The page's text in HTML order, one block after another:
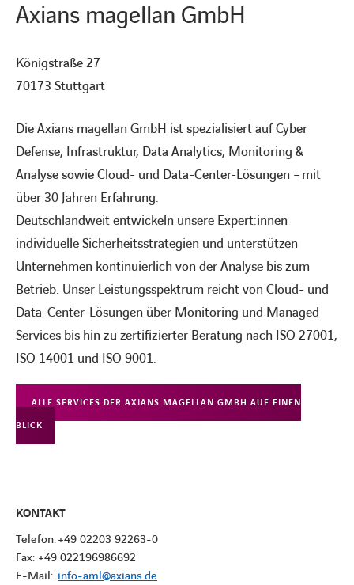
Subunternehmer
Kontakt
Axians magellan GmbH
Königstraße 27
70173 Stuttgart
Die Axians magellan GmbH ist spezialisiert auf Cyber
Defense, Infrastruktur, Data Analytics, Monitoring &
Analyse sowie Cloud- und Data-Center-Lösungen – mit
über 30 Jahren Erfahrung.
Deutschlandweit entwickeln unsere Expert:innen
individuelle Sicherheitsstrategien und unterstützen
Unternehmen kontinuierlich von der Analyse bis zum
Betrieb. Unser Leistungsspektrum reicht von Cloud- und
Data-Center-Lösungen über Monitoring und Managed
Services bis hin zu zertifizierter Beratung nach ISO 27001,
ISO 14001 und ISO 9001.
ALLE SERVICES DER AXIANS MAGELLAN GMBH AUF EINEN
BLICK
KONTAKT
Telefon: +49 02203 92263-0
Fax: +49 022196986692
E-Mail: info-aml@axians.de